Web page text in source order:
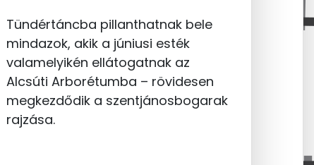
Tündértáncba pillanthatnak bele
mindazok, akik a júniusi esték
valamelyikén ellátogatnak az
Alcsúti Arborétumba – rövidesen
megkezdődik a szentjánosbogarak
rajzása.